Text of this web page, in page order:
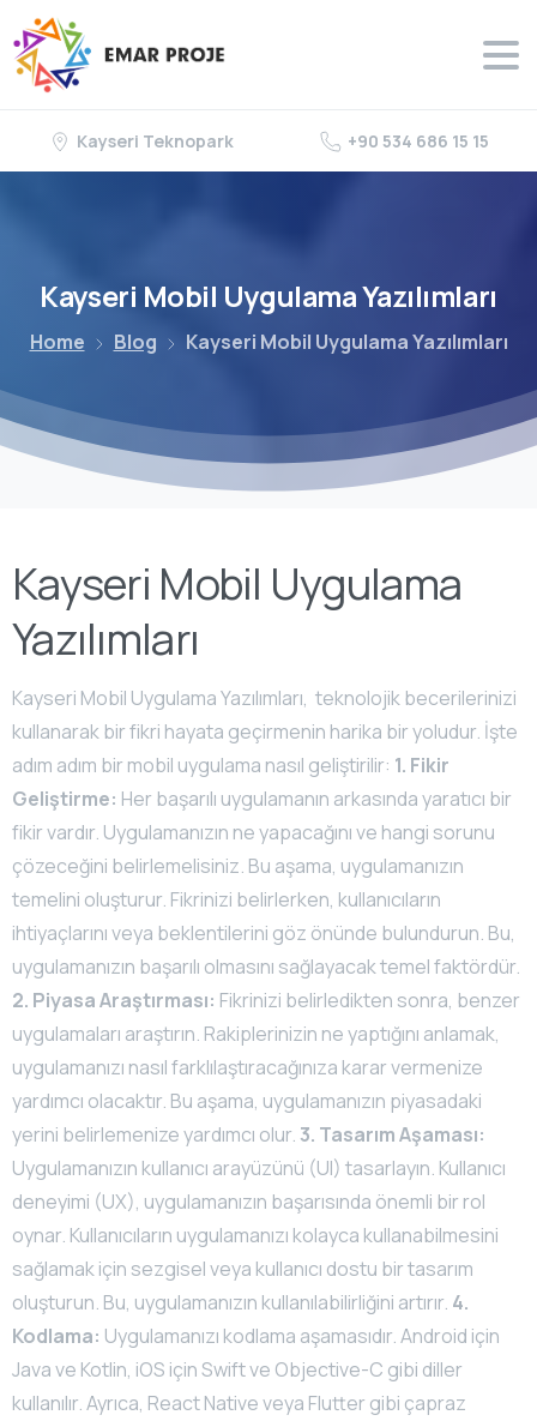
Kayseri Teknopark +90 534 686 15 15
Kayseri Mobil UygulamaYazılımları
Home Blog Kayseri Mobil Uygulama Yazılımları
Kayseri Mobil Uygulama
Yazılımları
Kayseri Mobil Uygulama Yazılımları, teknolojik becerilerinizi
kullanarak bir fikri hayata geçirmenin harika bir yoludur. İşte
adım adım bir mobil uygulama nasıl geliştirilir: 1. Fikir
Geliştirme: Her başarılı uygulamanın arkasında yaratıcı bir
fikir vardır. Uygulamanızın ne yapacağını ve hangi sorunu
çözeceğini belirlemelisiniz. Bu aşama, uygulamanızın
temelini oluşturur. Fikrinizi belirlerken, kullanıcıların
ihtiyaçlarını veya beklentilerini göz önünde bulundurun. Bu,
uygulamanızın başarılı olmasını sağlayacak temel faktördür.
2. Piyasa Araştırması: Fikrinizi belirledikten sonra, benzer
uygulamaları araştırın. Rakiplerinizin ne yaptığını anlamak,
uygulamanızı nasıl farklılaştıracağınıza karar vermenize
yardımcı olacaktır. Bu aşama, uygulamanızın piyasadaki
yerini belirlemenize yardımcı olur. 3. Tasarım Aşaması:
Uygulamanızın kullanıcı arayüzünü (UI) tasarlayın. Kullanıcı
deneyimi (UX), uygulamanızın başarısında önemli bir rol
oynar. Kullanıcıların uygulamanızı kolayca kullanabilmesini
sağlamak için sezgisel veya kullanıcı dostu bir tasarım
oluşturun. Bu, uygulamanızın kullanılabilirliğini artırır. 4.
Kodlama: Uygulamanızı kodlama aşamasıdır. Android için
Java ve Kotlin, iOS için Swift ve Objective-C gibi diller
kullanılır. Ayrıca, React Native veya Flutter gibi çapraz